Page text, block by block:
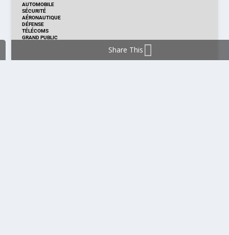
AUTOMOBILE
SÉCURITÉ
AÉRONAUTIQUE
DÉFENSE
TÉLÉCOMS
GRAND PUBLIC
Share This